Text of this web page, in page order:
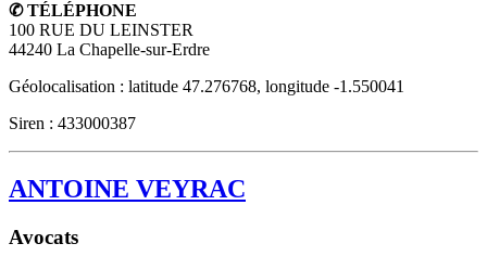
✆ TÉLÉPHONE
100 RUE DU LEINSTER
44240 La Chapelle-sur-Erdre
Géolocalisation : latitude 47.276768, longitude -1.550041
Siren : 433000387
ANTOINE VEYRAC
Avocats